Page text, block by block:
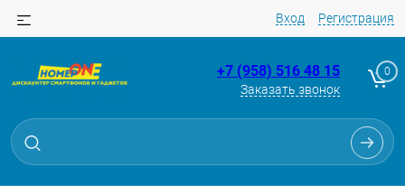
Вход Регистрация
+7 (958) 516 48 15
Заказать звонок
0